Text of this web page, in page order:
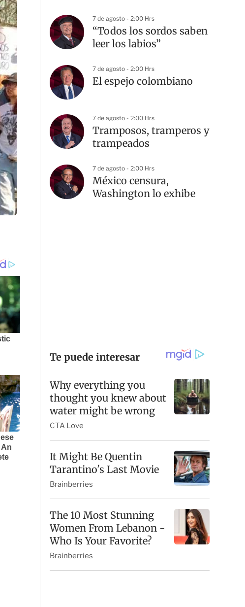
7 de agosto - 2:00 Hrs
“Todos los sordos saben
leer los labios”
7 de agosto - 2:00 Hrs
El espejo colombiano
7 de agosto - 2:00 Hrs
Tramposos, tramperos y
trampeados
7 de agosto - 2:00 Hrs
México censura,
Washington lo exhibe